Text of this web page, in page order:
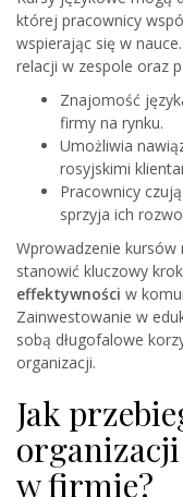
której pracownicy
wspierając się w
relacji w zespole oraz
Znajomość
firmy na rynku.
Umożliwia
rosyjskimi
Pracownicy
sprzyja ich
Wprowadzenie
stanowić kluczowy
effektywności w
Zainwestowanie w
sobą długofalowe
organizacji.
Jak
w firmie?